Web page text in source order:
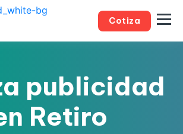
Cotiza
publicidad
Retiro